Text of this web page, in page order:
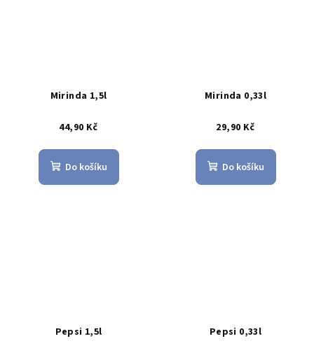
Mirinda 1,5l
44,90 Kč
Do košíku
Mirinda 0,33l
29,90 Kč
Do košíku
Pepsi 1,5l Pepsi 0,33l